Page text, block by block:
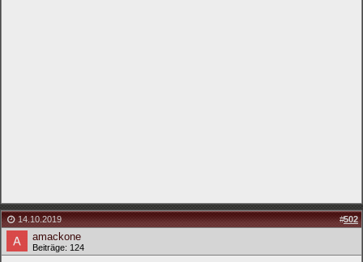
14.10.2019 #502
amackone
Beiträge: 124